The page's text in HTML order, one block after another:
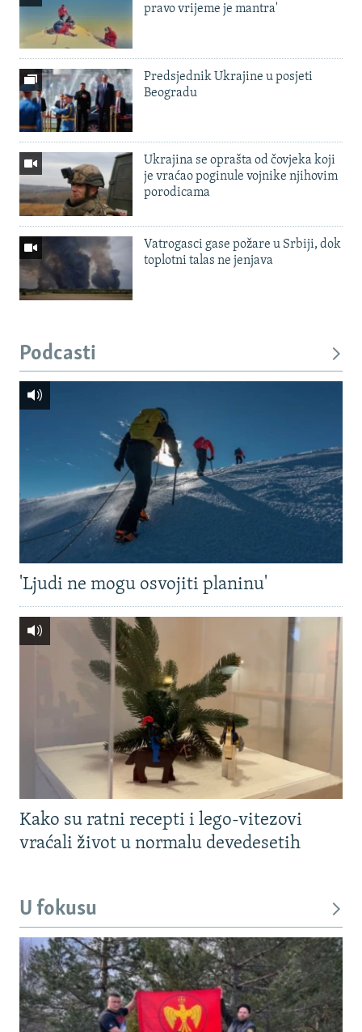
pravo vrijeme je mantra'
Predsjednik Ukrajine u posjeti
Beogradu
Ukrajina se oprašta od čovjeka koji
je vraćao poginule vojnike njihovim
porodicama
Vatrogasci gase požare u Srbiji, dok
toplotni talas ne jenjava
Podcasti
'Ljudi ne mogu osvojiti planinu'
Kako su ratni recepti i lego-vitezovi
vraćali život u normalu devedesetih
U fokusu